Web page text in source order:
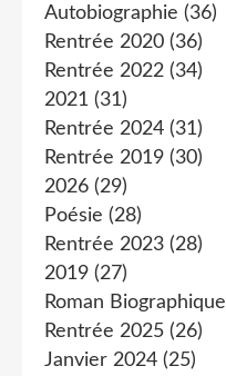
Autobiographie (36)
Rentrée 2020 (36)
Rentrée 2022 (34)
2021 (31)
Rentrée 2024 (31)
Rentrée 2019 (30)
2026 (29)
Poésie (28)
Rentrée 2023 (28)
2019 (27)
Roman Biographique
Rentrée 2025 (26)
Janvier 2024 (25)